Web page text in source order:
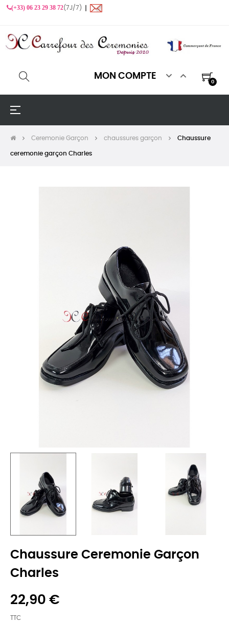
(+33) 06 23 29 38 72(7J/7) ❙
MON COMPTE  
0
Basculer
☰
Ceremonie Garçon chaussures garçon Chaussure
ceremonie garçon Charles
Chaussure Ceremonie Garçon
Charles
22,90 €
TTC